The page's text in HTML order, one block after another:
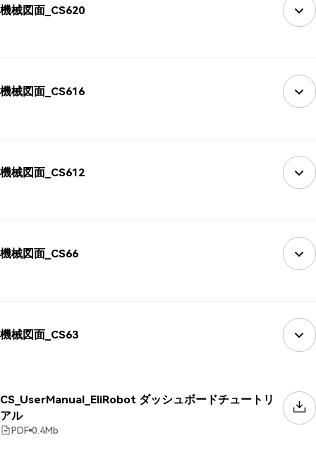
機械図面_CS620
機械図面_CS616
機械図面_CS612
機械図面_CS66
機械図面_CS63
CS_UserManual_EliRobot ダッシュボードチュートリ
アル
PDF 0.4Mb